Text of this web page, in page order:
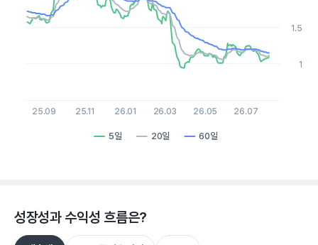
5일 20일 60일
25.09 25.11 26.01 26.03 26.05 26.07
1
1.5
성장성과 수익성 흐름은?